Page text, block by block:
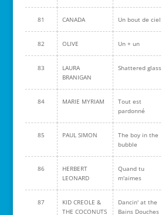
81 CANADA Un bout de ciel
82 OLIVE Un + un
83
LAURA
BRANIGAN
Shattered glass
84 MARIE MYRIAM
Tout est
pardonné
85 PAUL SIMON
The boy in the
bubble
86
HERBERT
LEONARD
Quand tu
m'aimes
87
KID CREOLE &
THE COCONUTS
Dancin' at the
Bains Douches